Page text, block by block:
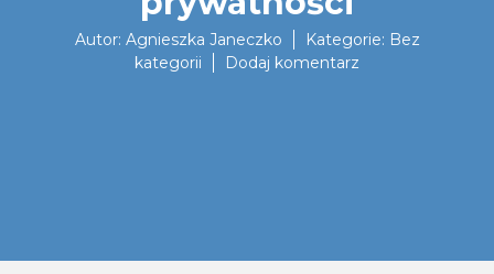
Autor: Agnieszka Janeczko Kategorie: Bez
kategorii
Dodaj komentarz